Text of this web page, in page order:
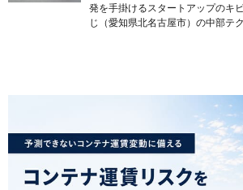
発を手掛けるスタートアップのキ
じ（愛知県北名古屋市）の中部テ